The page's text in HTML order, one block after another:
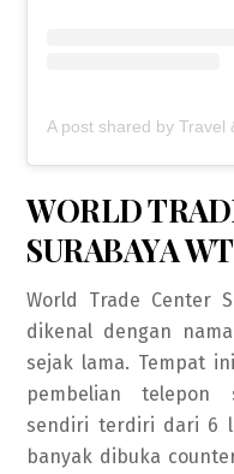
WORLD
SURABAYA
World Trade Center
dikenal dengan
sejak lama. Tempat
pembelian telepon
sendiri terdiri dari 6
banyak dibuka